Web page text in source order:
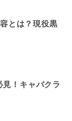
とは？現役黒
！キャバクラ